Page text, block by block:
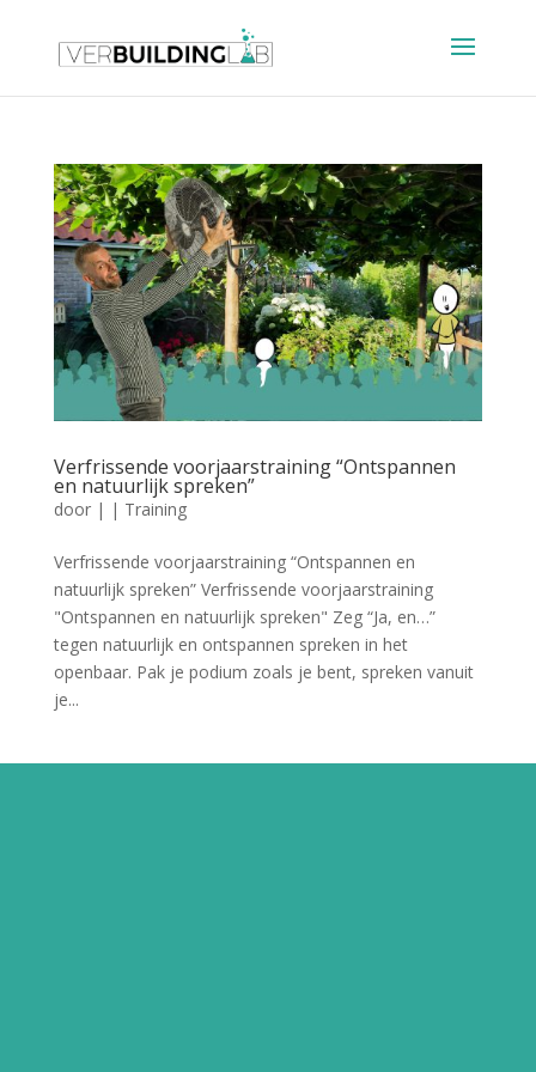
Verfrissende voorjaarstraining “Ontspannen
en natuurlijk spreken”
door | | Training
Verfrissende voorjaarstraining “Ontspannen en
natuurlijk spreken” Verfrissende voorjaarstraining
"Ontspannen en natuurlijk spreken" Zeg “Ja, en…”
tegen natuurlijk en ontspannen spreken in het
openbaar. Pak je podium zoals je bent, spreken vanuit
je...